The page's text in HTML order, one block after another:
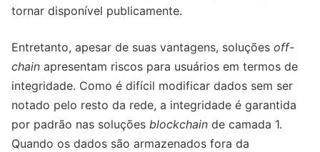
tornar disponível publicamente.
Entretanto, apesar de suas vantagens, soluções off-
chain apresentam riscos para usuários em termos de
integridade. Como é difícil modificar dados sem ser
notado pelo resto da rede, a integridade é garantida
por padrão nas soluções blockchain de camada 1.
Quando os dados são armazenados fora da